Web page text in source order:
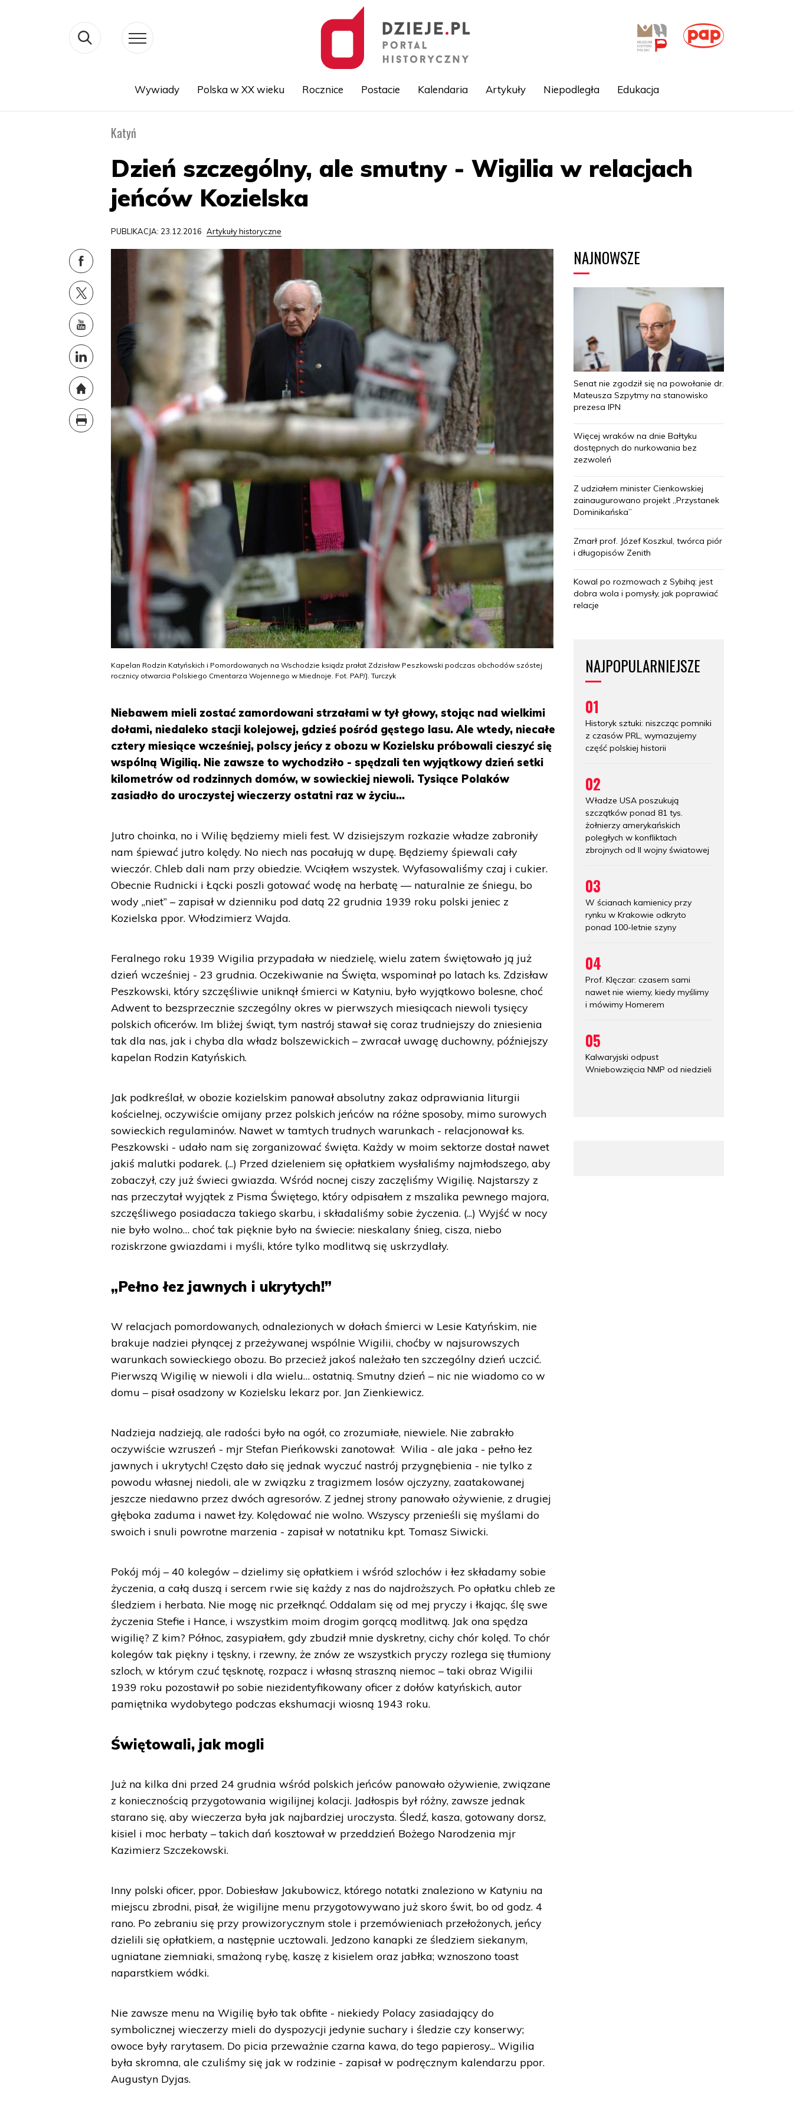
Wywiady Polska w XX wieku Rocznice Postacie Kalendaria Artykuły Niepodległa Edukacja
Katyń
Dzień szczególny, ale smutny - Wigilia w relacjach
jeńców Kozielska
PUBLIKACJA: 23.12.2016 Artykuły historyczne
Kapelan Rodzin Katyńskich i Pomordowanych na Wschodzie ksiądz prałat Zdzisław Peszkowski podczas obchodów szóstej
rocznicy otwarcia Polskiego Cmentarza Wojennego w Miednoje. Fot. PAP/J. Turczyk
Niebawem mieli zostać zamordowani strzałami w tył głowy, stojąc nad wielkimi
dołami, niedaleko stacji kolejowej, gdzieś pośród gęstego lasu. Ale wtedy, niecałe
cztery miesiące wcześniej, polscy jeńcy z obozu w Kozielsku próbowali cieszyć się
wspólną Wigilią. Nie zawsze to wychodziło - spędzali ten wyjątkowy dzień setki
kilometrów od rodzinnych domów, w sowieckiej niewoli. Tysiące Polaków
zasiadło do uroczystej wieczerzy ostatni raz w życiu…
Jutro choinka, no i Wilię będziemy mieli fest. W dzisiejszym rozkazie władze zabroniły
nam śpiewać jutro kolędy. No niech nas pocałują w dupę. Będziemy śpiewali cały
wieczór. Chleb dali nam przy obiedzie. Wciąłem wszystek. Wyfasowaliśmy czaj i cukier.
Obecnie Rudnicki i Łącki poszli gotować wodę na herbatę — naturalnie ze śniegu, bo
wody „niet” – zapisał w dzienniku pod datą 22 grudnia 1939 roku polski jeniec z
Kozielska ppor. Włodzimierz Wajda.
Feralnego roku 1939 Wigilia przypadała w niedzielę, wielu zatem świętowało ją już
dzień wcześniej - 23 grudnia. Oczekiwanie na Święta, wspominał po latach ks. Zdzisław
Peszkowski, który szczęśliwie uniknął śmierci w Katyniu, było wyjątkowo bolesne, choć
Adwent to bezsprzecznie szczególny okres w pierwszych miesiącach niewoli tysięcy
polskich oficerów. Im bliżej świąt, tym nastrój stawał się coraz trudniejszy do zniesienia
tak dla nas, jak i chyba dla władz bolszewickich – zwracał uwagę duchowny, późniejszy
kapelan Rodzin Katyńskich.
Jak podkreślał, w obozie kozielskim panował absolutny zakaz odprawiania liturgii
kościelnej, oczywiście omijany przez polskich jeńców na różne sposoby, mimo surowych
sowieckich regulaminów. Nawet w tamtych trudnych warunkach - relacjonował ks.
Peszkowski - udało nam się zorganizować święta. Każdy w moim sektorze dostał nawet
jakiś malutki podarek. (...) Przed dzieleniem się opłatkiem wysłaliśmy najmłodszego, aby
zobaczył, czy już świeci gwiazda. Wśród nocnej ciszy zaczęliśmy Wigilię. Najstarszy z
nas przeczytał wyjątek z Pisma Świętego, który odpisałem z mszalika pewnego majora,
szczęśliwego posiadacza takiego skarbu, i składaliśmy sobie życzenia. (...) Wyjść w nocy
nie było wolno… choć tak pięknie było na świecie: nieskalany śnieg, cisza, niebo
roziskrzone gwiazdami i myśli, które tylko modlitwą się uskrzydlały.
„Pełno łez jawnych i ukrytych!”
W relacjach pomordowanych, odnalezionych w dołach śmierci w Lesie Katyńskim, nie
brakuje nadziei płynącej z przeżywanej wspólnie Wigilii, choćby w najsurowszych
warunkach sowieckiego obozu. Bo przecież jakoś należało ten szczególny dzień uczcić.
Pierwszą Wigilię w niewoli i dla wielu… ostatnią. Smutny dzień – nic nie wiadomo co w
domu – pisał osadzony w Kozielsku lekarz por. Jan Zienkiewicz.
Nadzieja nadzieją, ale radości było na ogół, co zrozumiałe, niewiele. Nie zabrakło
oczywiście wzruszeń - mjr Stefan Pieńkowski zanotował: Wilia - ale jaka - pełno łez
jawnych i ukrytych! Często dało się jednak wyczuć nastrój przygnębienia - nie tylko z
powodu własnej niedoli, ale w związku z tragizmem losów ojczyzny, zaatakowanej
jeszcze niedawno przez dwóch agresorów. Z jednej strony panowało ożywienie, z drugiej
głęboka zaduma i nawet łzy. Kolędować nie wolno. Wszyscy przenieśli się myślami do
swoich i snuli powrotne marzenia - zapisał w notatniku kpt. Tomasz Siwicki.
Pokój mój – 40 kolegów – dzielimy się opłatkiem i wśród szlochów i łez składamy sobie
życzenia, a całą duszą i sercem rwie się każdy z nas do najdroższych. Po opłatku chleb ze
śledziem i herbata. Nie mogę nic przełknąć. Oddalam się od mej pryczy i łkając, ślę swe
życzenia Stefie i Hance, i wszystkim moim drogim gorącą modlitwą. Jak ona spędza
wigilię? Z kim? Północ, zasypiałem, gdy zbudził mnie dyskretny, cichy chór kolęd. To chór
kolegów tak piękny i tęskny, i rzewny, że znów ze wszystkich pryczy rozlega się tłumiony
szloch, w którym czuć tęsknotę, rozpacz i własną straszną niemoc – taki obraz Wigilii
1939 roku pozostawił po sobie niezidentyfikowany oficer z dołów katyńskich, autor
pamiętnika wydobytego podczas ekshumacji wiosną 1943 roku.
Świętowali, jak mogli
Już na kilka dni przed 24 grudnia wśród polskich jeńców panowało ożywienie, związane
z koniecznością przygotowania wigilijnej kolacji. Jadłospis był różny, zawsze jednak
starano się, aby wieczerza była jak najbardziej uroczysta. Śledź, kasza, gotowany dorsz,
kisiel i moc herbaty – takich dań kosztował w przeddzień Bożego Narodzenia mjr
Kazimierz Szczekowski.
Inny polski oficer, ppor. Dobiesław Jakubowicz, którego notatki znaleziono w Katyniu na
miejscu zbrodni, pisał, że wigilijne menu przygotowywano już skoro świt, bo od godz. 4
rano. Po zebraniu się przy prowizorycznym stole i przemówieniach przełożonych, jeńcy
dzielili się opłatkiem, a następnie ucztowali. Jedzono kanapki ze śledziem siekanym,
ugniatane ziemniaki, smażoną rybę, kaszę z kisielem oraz jabłka; wznoszono toast
naparstkiem wódki.
Nie zawsze menu na Wigilię było tak obfite - niekiedy Polacy zasiadający do
symbolicznej wieczerzy mieli do dyspozycji jedynie suchary i śledzie czy konserwy;
owoce były rarytasem. Do picia przeważnie czarna kawa, do tego papierosy... Wigilia
była skromna, ale czuliśmy się jak w rodzinie - zapisał w podręcznym kalendarzu ppor.
Augustyn Dyjas.
NAJNOWSZE
Senat nie zgodził się na powołanie dr.
Mateusza Szpytmy na stanowisko
prezesa IPN
Więcej wraków na dnie Bałtyku
dostępnych do nurkowania bez
zezwoleń
Z udziałem minister Cienkowskiej
zainaugurowano projekt „Przystanek
Dominikańska”
Zmarł prof. Józef Koszkul, twórca piór
i długopisów Zenith
Kowal po rozmowach z Sybihą: jest
dobra wola i pomysły, jak poprawiać
relacje
NAJPOPULARNIEJSZE
01
Historyk sztuki: niszcząc pomniki
z czasów PRL, wymazujemy
część polskiej historii
02
Władze USA poszukują
szczątków ponad 81 tys.
żołnierzy amerykańskich
poległych w konfliktach
zbrojnych od II wojny światowej
03
W ścianach kamienicy przy
rynku w Krakowie odkryto
ponad 100-letnie szyny
04
Prof. Klęczar: czasem sami
nawet nie wiemy, kiedy myślimy
i mówimy Homerem
05
Kalwaryjski odpust
Wniebowzięcia NMP od niedzieli